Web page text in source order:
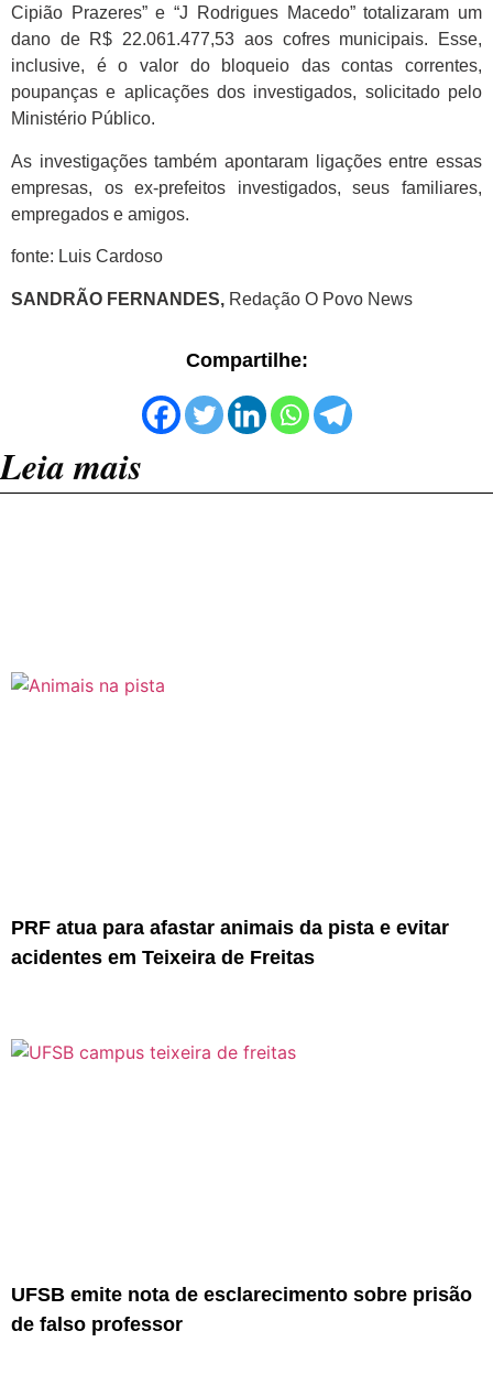
Cipião Prazeres” e “J Rodrigues Macedo” totalizaram um
dano de R$ 22.061.477,53 aos cofres municipais. Esse,
inclusive, é o valor do bloqueio das contas correntes,
poupanças e aplicações dos investigados, solicitado pelo
Ministério Público.
As investigações também apontaram ligações entre essas
empresas, os ex-prefeitos investigados, seus familiares,
empregados e amigos.
fonte: Luis Cardoso
SANDRÃO FERNANDES, Redação O Povo News
Compartilhe:
Leia mais
PRF atua para afastar animais da pista e evitar
acidentes em Teixeira de Freitas
UFSB emite nota de esclarecimento sobre prisão
de falso professor